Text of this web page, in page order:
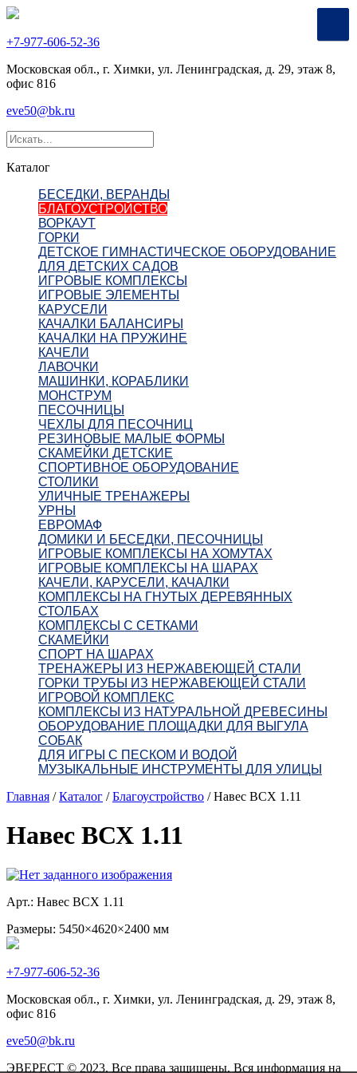
+7-977-606-52-36
Московская обл., г. Химки, ул. Ленинградская, д. 29, этаж 8,
офис 816
eve50@bk.ru
Каталог
БЕСЕДКИ, ВЕРАНДЫ
БЛАГОУСТРОЙСТВО
ВОРКАУТ
ГОРКИ
ДЕТСКОЕ ГИМНАСТИЧЕСКОЕ ОБОРУДОВАНИЕ
ДЛЯ ДЕТСКИХ САДОВ
ИГРОВЫЕ КОМПЛЕКСЫ
ИГРОВЫЕ ЭЛЕМЕНТЫ
КАРУСЕЛИ
КАЧАЛКИ БАЛАНСИРЫ
КАЧАЛКИ НА ПРУЖИНЕ
КАЧЕЛИ
ЛАВОЧКИ
МАШИНКИ, КОРАБЛИКИ
МОНСТРУМ
ПЕСОЧНИЦЫ
ЧЕХЛЫ ДЛЯ ПЕСОЧНИЦ
РЕЗИНОВЫЕ МАЛЫЕ ФОРМЫ
СКАМЕЙКИ ДЕТСКИЕ
СПОРТИВНОЕ ОБОРУДОВАНИЕ
СТОЛИКИ
УЛИЧНЫЕ ТРЕНАЖЕРЫ
УРНЫ
ЕВРОМАФ
ДОМИКИ И БЕСЕДКИ, ПЕСОЧНИЦЫ
ИГРОВЫЕ КОМПЛЕКСЫ НА ХОМУТАХ
ИГРОВЫЕ КОМПЛЕКСЫ НА ШАРАХ
КАЧЕЛИ, КАРУСЕЛИ, КАЧАЛКИ
КОМПЛЕКСЫ НА ГНУТЫХ ДЕРЕВЯННЫХ
СТОЛБАХ
КОМПЛЕКСЫ С СЕТКАМИ
СКАМЕЙКИ
СПОРТ НА ШАРАХ
ТРЕНАЖЕРЫ ИЗ НЕРЖАВЕЮЩЕЙ СТАЛИ
ГОРКИ ТРУБЫ ИЗ НЕРЖАВЕЮЩЕЙ СТАЛИ
ИГРОВОЙ КОМПЛЕКС
КОМПЛЕКСЫ ИЗ НАТУРАЛЬНОЙ ДРЕВЕСИНЫ
ОБОРУДОВАНИЕ ПЛОЩАДКИ ДЛЯ ВЫГУЛА
СОБАК
ДЛЯ ИГРЫ С ПЕСКОМ И ВОДОЙ
МУЗЫКАЛЬНЫЕ ИНСТРУМЕНТЫ ДЛЯ УЛИЦЫ
Главная /Каталог /Благоустройство /Навес ВСХ 1.11
Навес ВСХ 1.11
Арт.: Навес ВСХ 1.11
Размеры: 5450×4620×2400 мм
+7-977-606-52-36
Московская обл., г. Химки, ул. Ленинградская, д. 29, этаж 8,
офис 816
eve50@bk.ru
ЭВЕРЕСТ © 2023. Все права защищены. Вся информация на